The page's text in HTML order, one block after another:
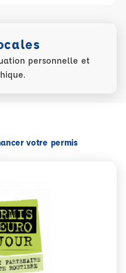
personnelle et
votre permis